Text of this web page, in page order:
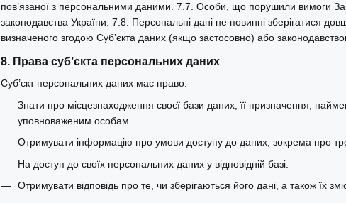
пов’язаної з персональними даними. 7.7. Особи, що порушили вимоги
законодавства України. 7.8. Персональні дані не повинні зберігатися
визначеного згодою Суб’єкта даних (якщо застосовно) або
8. Права суб’єкта персональних даних
Суб’єкт персональних даних має право:
Знати про місцезнаходження своєї бази даних, її призначення,
уповноваженим особам.
Отримувати інформацію про умови доступу до даних, зокрема про
На доступ до своїх персональних даних у відповідній базі.
Отримувати відповідь про те, чи зберігаються його дані, а також їх